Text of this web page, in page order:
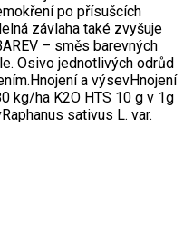
po přísušcích
závlaha také zvyšuje
– směs barevných
Osivo jednotlivých odrůd
a výsevHnojení
kg/ha K2O HTS 10 g v 1g
sativus L. var.